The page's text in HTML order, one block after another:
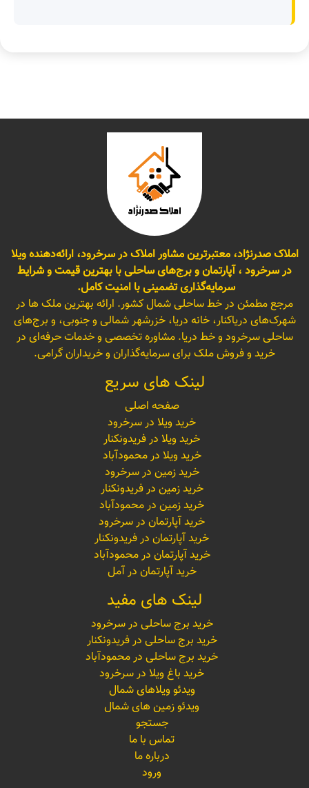
املاک صدرنژاد، معتبرترین مشاور املاک در سرخرود، ارائه‌دهنده ویلا
در سرخرود ، آپارتمان و برج‌های ساحلی با بهترین قیمت و شرایط
سرمایه‌گذاری تضمینی با امنیت کامل.
مرجع مطمئن در خط ساحلی شمال کشور. ارائه بهترین ملک ها در
شهرک‌های دریاکنار، خانه دریا، خزرشهر شمالی و جنوبی، و برج‌های
ساحلی سرخرود و خط دریا. مشاوره تخصصی و خدمات حرفه‌ای در
خرید و فروش ملک برای سرمایه‌گذاران و خریداران گرامی.
لینک های سریع
صفحه اصلی
خرید ویلا در سرخرود
خرید ویلا در فریدونکنار
خرید ویلا در محمودآباد
خرید زمین در سرخرود
خرید زمین در فریدونکنار
خرید زمین در محمودآباد
خرید آپارتمان در سرخرود
خرید آپارتمان در فریدونکنار
خرید آپارتمان در محمودآباد
خرید آپارتمان در آمل
لینک های مفید
خرید برج ساحلی در سرخرود
خرید برج ساحلی در فریدونکنار
خرید برج ساحلی در محمودآباد
خرید باغ ویلا در سرخرود
ویدئو ویلاهای شمال
ویدئو زمین های شمال
جستجو
تماس با ما
درباره ما
ورود